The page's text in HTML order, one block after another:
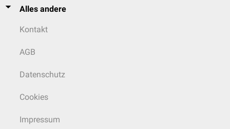
Alles andere
Kontakt
AGB
Datenschutz
Cookies
Impressum